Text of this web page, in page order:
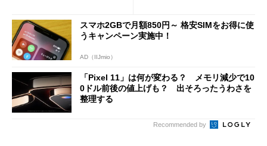
スマホ2GBで月額850円～ 格安SIMをお得に使
うキャンペーン実施中！
AD（IIJmio）
「Pixel 11」は何が変わる？ メモリ減少で10
0ドル前後の値上げも？ 出そろったうわさを
整理する
Recommended by